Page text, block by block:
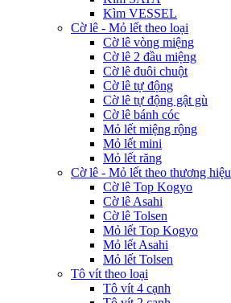
Kìm VESSEL
Cờ lê - Mỏ lết theo loại
Cờ lê vòng miệng
Cờ lê 2 đầu miệng
Cờ lê đuôi chuột
Cờ lê tự động
Cờ lê tự động gật gù
Cờ lê bánh cóc
Mỏ lết miệng rộng
Mỏ lết mini
Mỏ lết răng
Cờ lê - Mỏ lết theo thương hiệu
Cờ lê Top Kogyo
Cờ lê Asahi
Cờ lê Tolsen
Mỏ lết Top Kogyo
Mỏ lết Asahi
Mỏ lết Tolsen
Tô vít theo loại
Tô vít 4 cạnh